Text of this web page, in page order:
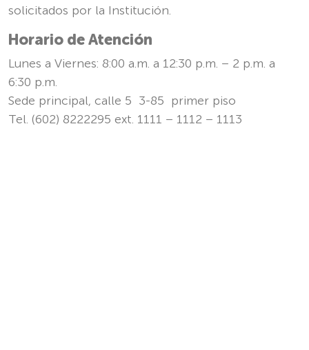
solicitados por la Institución.
Horario de Atención
Lunes a Viernes: 8:00 a.m. a 12:30 p.m. – 2 p.m. a
6:30 p.m.
Sede principal, calle 5 3-85 primer piso
Tel. (602) 8222295 ext. 1111 – 1112 – 1113